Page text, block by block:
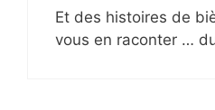
Et des histoires de
vous en raconter …